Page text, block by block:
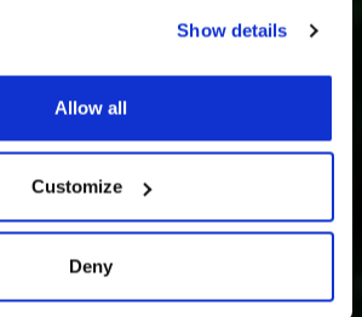
Show details
Allow all
Customize
Deny
חופש - מרווח
במלון